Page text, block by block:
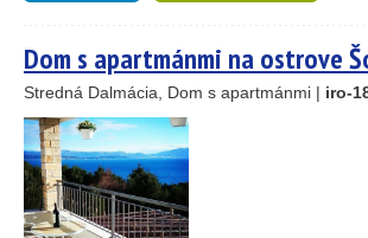
Dom s apartmánmi na ostrove
Stredná Dalmácia, Dom s apartmánmi | iro-